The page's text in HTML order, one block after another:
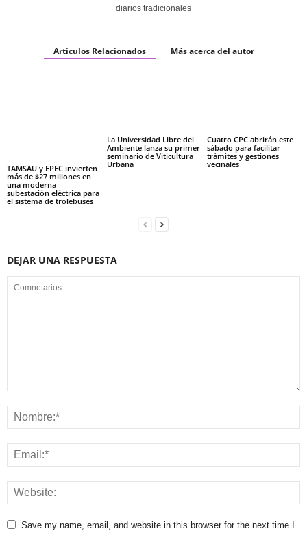
diarios tradicionales
Articulos Relacionados Más acerca del autor
TAMSAU y EPEC invierten
más de $27 millones en
una moderna
subestación eléctrica para
el sistema de trolebuses
La Universidad Libre del
Ambiente lanza su primer
seminario de Viticultura
Urbana
Cuatro CPC abrirán este
sábado para facilitar
trámites y gestiones
vecinales
DEJAR UNA RESPUESTA
Save my name, email, and website in this browser for the next time I